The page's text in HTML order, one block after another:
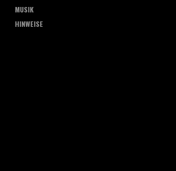
MUSIK
HINWEISE